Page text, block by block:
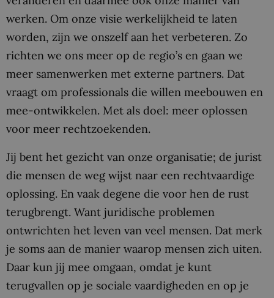
werken. Om onze visie werkelijkheid te laten
worden, zijn we onszelf aan het verbeteren. Zo
richten we ons meer op de regio’s en gaan we
meer samenwerken met externe partners. Dat
vraagt om professionals die willen meebouwen en
mee-ontwikkelen. Met als doel: meer oplossen
voor meer rechtzoekenden.
Jij bent het gezicht van onze organisatie; de jurist
die mensen de weg wijst naar een rechtvaardige
oplossing. En vaak degene die voor hen de rust
terugbrengt. Want juridische problemen
ontwrichten het leven van veel mensen. Dat merk
je soms aan de manier waarop mensen zich uiten.
Daar kun jij mee omgaan, omdat je kunt
terugvallen op je sociale vaardigheden en op je